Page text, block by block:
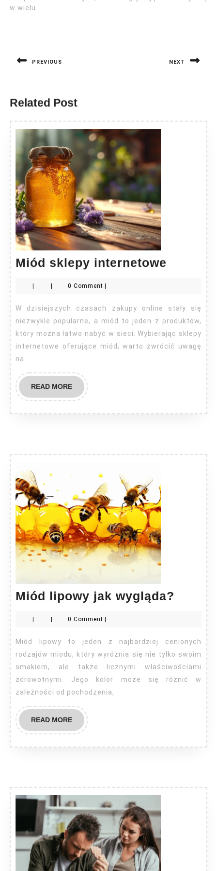
w wielu…
PREVIOUS NEXT
Related Post
Miód sklepy internetowe
sklepy
| | 0 Comment |
W dzisiejszych czasach zakupy online stały się
niezwykle popularne, a miód to jeden z produktów,
który można łatwo nabyć w sieci. Wybierając sklepy
internetowe oferujące miód, warto zwrócić uwagę
na
READ MOREREAD
MORE
Miód lipowy jak wygląda?
lipowy
| | 0 Comment |
Miód lipowy to jeden z najbardziej cenionych
rodzajów miodu, który wyróżnia się nie tylko swoim
smakiem, ale także licznymi właściwościami
zdrowotnymi. Jego kolor może się różnić w
zależności od pochodzenia,
READ MOREREAD
MORE